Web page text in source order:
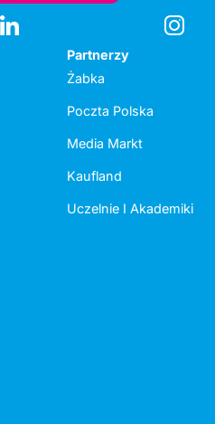
Partnerzy
Żabka
Poczta Polska
Media Markt
Kaufland
Uczelnie I Akademiki